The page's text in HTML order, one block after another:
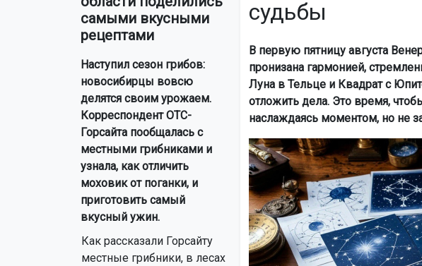
самыми вкусными
рецептами
Наступил сезон грибов:
новосибирцы вовсю
делятся своим урожаем.
Корреспондент ОТС-
Горсайта пообщалась с
местными грибниками и
узнала, как отличить
моховик от поганки, и
приготовить самый
вкусный ужин.
Как рассказали Горсайту
местные грибники, в лесах
судьбы
В первую пятницу августа
пронизана гармонией,
Луна в Тельце и Квадрат с
отложить дела. Это время,
наслаждаясь моментом, но не